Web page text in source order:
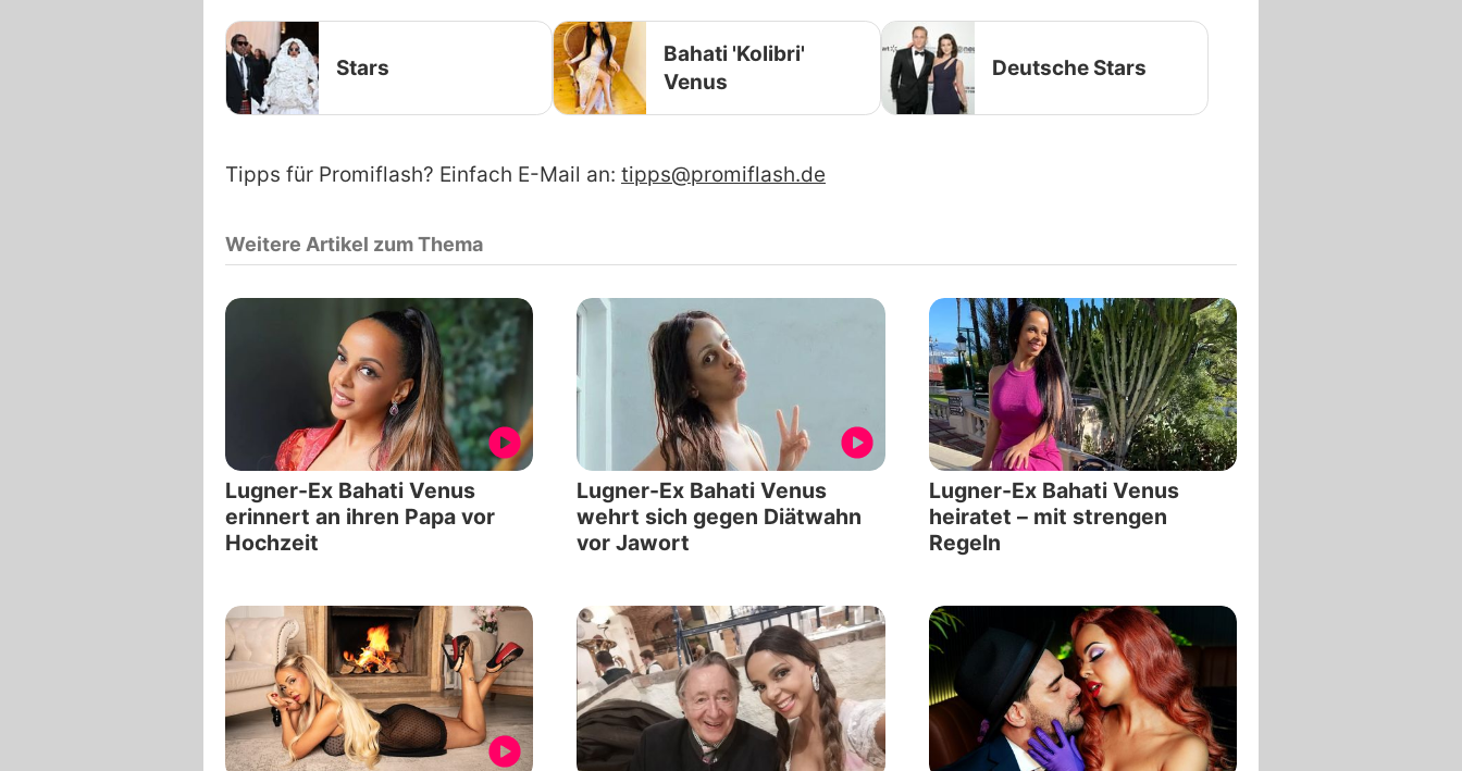
Stars
Bahati 'Kolibri'
Venus
Deutsche Stars
Tipps für Promiflash? Einfach E-Mail an: tipps@promiflash.de
Weitere Artikel zum Thema
Lugner-Ex Bahati Venus
erinnert an ihren Papa vor
Hochzeit
Lugner-Ex Bahati Venus
wehrt sich gegen Diätwahn
vor Jawort
Lugner-Ex Bahati Venus
heiratet – mit strengen
Regeln